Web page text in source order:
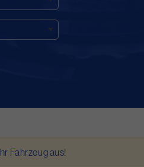
Fahrzeug aus!